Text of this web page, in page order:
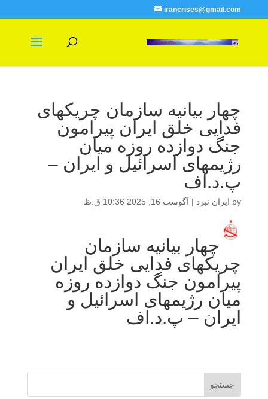
irancrises@gmail.com
چهار بیانیه سازمان چریکهای
فدایی خلق ایران پیرامون
جنگ دوازده روزه میان
رژیمهای اسرائیل و ایران –
پ.د.اف
by ایران نبرد | آگوست 16, 2025 10:36 ق.ظ
چهار بیانیه سازمان
چریکهای فدایی خلق ایران
پیرامون جنگ دوازده روزه
میان رژیمهای اسرائیل و
ایران – پ.د.اف
جستجو